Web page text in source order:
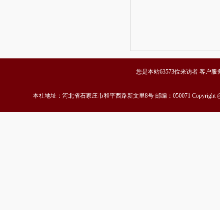
您是本站63573位来访者 客户服
本社地址：河北省石家庄市和平西路新文里8号 邮编：050071 Copyright